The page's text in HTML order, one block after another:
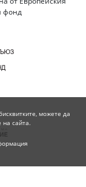
фонд
можете да
на сайта.